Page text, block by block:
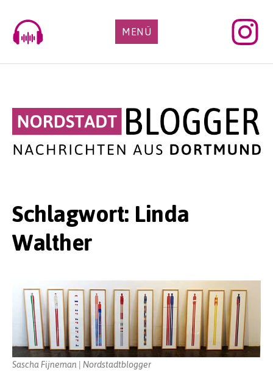
content
MENÜ
Schlagwort: Linda
Walther
Sascha Fijneman | Nordstadtblogger